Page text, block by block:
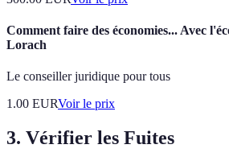
Comment faire des économies... Avec
Lorach
Le conseiller juridique pour tous
1.00 EURVoir le prix
3. Vérifier les Fuites